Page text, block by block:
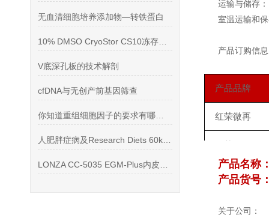
无血清细胞培养添加物—转铁蛋白
V底深孔板的技术解剖
cfDNA与无创产前基因筛查
运输与储存：
室温运输和
产品订购信
产品品牌
红荣微再
红荣微再
产品名称
产品货号
关于公司：